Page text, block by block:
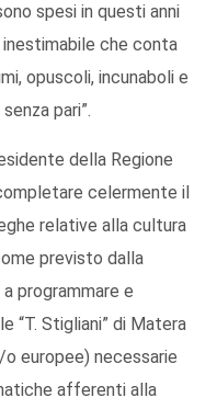
spesi in questi anni
che conta
opuscoli, incunaboli e
pari”.
della Regione
celermente il
relative alla cultura
previsto dalla
programmare e
“T. Stigliani” di Matera
europee) necessarie
afferenti alla